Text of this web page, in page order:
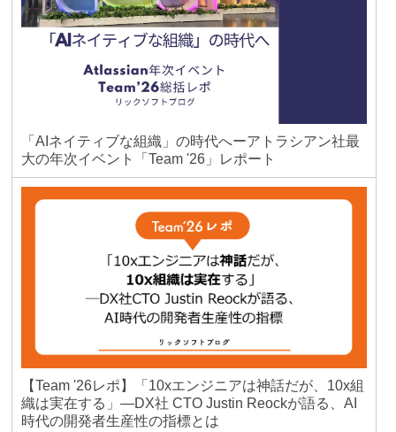
「AIネイティブな組織」の時代へーアトラシアン社最
大の年次イベント「Team '26」レポート
【Team '26レポ】「10xエンジニアは神話だが、10x組
織は実在する」―DX社 CTO Justin Reockが語る、AI
時代の開発者生産性の指標とは